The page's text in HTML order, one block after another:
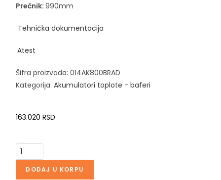
Prečnik:990mm
Tehnička dokumentacija
Atest
Šifra proizvoda:014AK800BRAD
Kategorija:Akumulatori toplote - baferi
163.020RSD
DODAJ U KORPU